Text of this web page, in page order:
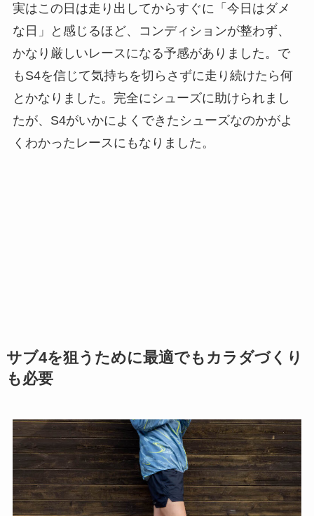
実はこの日は走り出してからすぐに「今日はダメ
な日」と感じるほど、コンディションが整わず、
かなり厳しいレースになる予感がありました。で
もS4を信じて気持ちを切らさずに走り続けたら何
とかなりました。完全にシューズに助けられまし
たが、S4がいかによくできたシューズなのかがよ
くわかったレースにもなりました。
サブ4を狙うために最適でもカラダづくり
も必要